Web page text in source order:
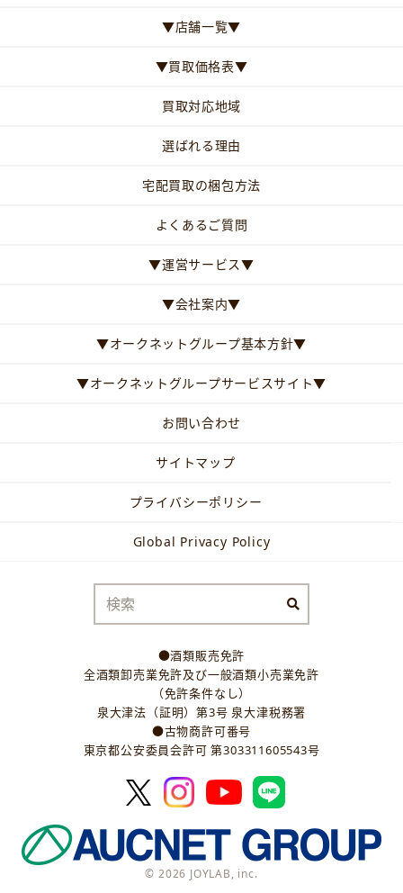
▼店舗一覧▼
▼買取価格表▼
買取対応地域
選ばれる理由
宅配買取の梱包方法
よくあるご質問
▼運営サービス▼
▼会社案内▼
▼オークネットグループ基本方針▼
▼オークネットグループサービスサイト▼
お問い合わせ
サイトマップ
プライバシーポリシー
Global Privacy Policy
●酒類販売免許
全酒類卸売業免許及び一般酒類小売業免許
（免許条件なし）
泉大津法（証明）第3号 泉大津税務署
●古物商許可番号
東京都公安委員会許可 第303311605543号
© 2026 JOYLAB, inc.